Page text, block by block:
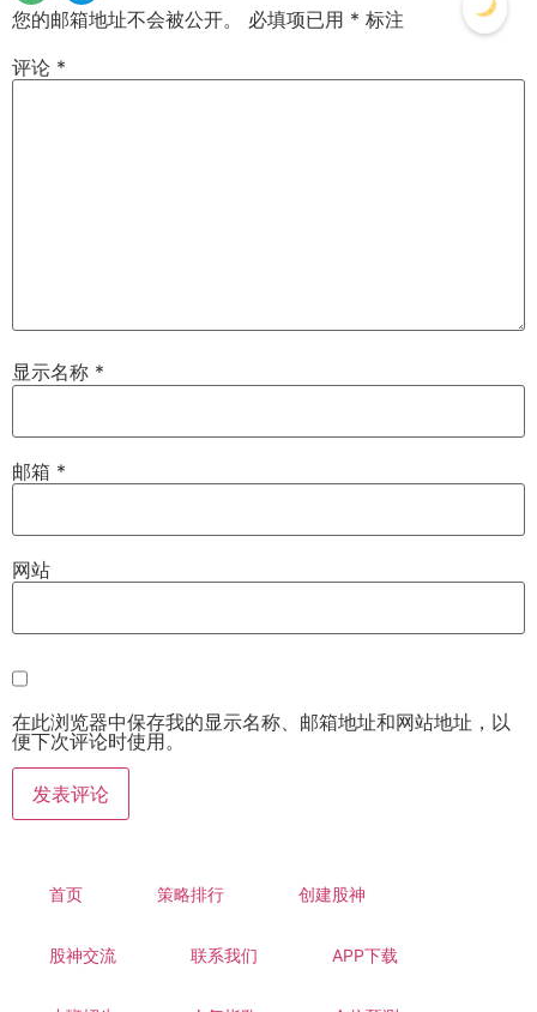
您的邮箱地址不会被公开。 必填项已用 * 标注
评论 *
显示名称 *
邮箱 *
网站
在此浏览器中保存我的显示名称、邮箱地址和网站地址，以
便下次评论时使用。
首页 策略排行 创建股神
股神交流 联系我们 APP下载